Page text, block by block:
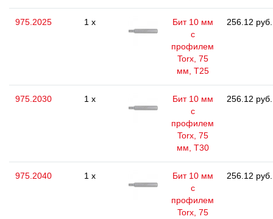
975.2025 1 x
Бит 10 мм
с
профилем
Torx, 75
мм, Т25
256.12 руб.
975.2030 1 x
Бит 10 мм
с
профилем
Torx, 75
мм, Т30
256.12 руб.
975.2040 1 x
Бит 10 мм
с
профилем
Torx, 75
256.12 руб.